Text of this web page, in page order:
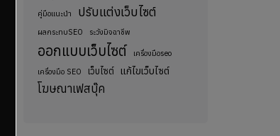
คู่มือแนะนำ ปรับแต่งเว็บไซต์
ผลกระทบSEO ระวังมิจฉาชีพ
ออกแบบเว็บไซต์
เครื่องมือseo
เครื่องมือ SEO
เว็บไซต์ แก้ไขเว็บไซต์
โฆษณาเฟสบุ๊ค